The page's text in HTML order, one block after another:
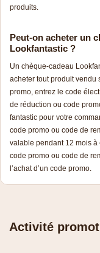
produits.
Peut-on acheter un
Lookfantastic ?
Un chèque-cadeau
acheter tout produit vendu
promo, entrez le code
de réduction ou code
fantastic pour votre
code promo ou code de
valable pendant 12 mois à
code promo ou code de
l’achat d’un code promo.
Activité